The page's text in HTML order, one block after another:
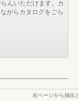
んいただけます。カ
がらカタログをごら
右ページから抽出